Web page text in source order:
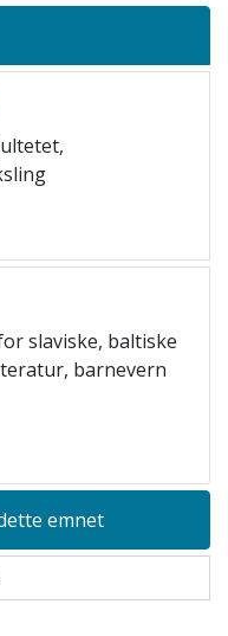
slaviske, baltiske
barnevern
emnet